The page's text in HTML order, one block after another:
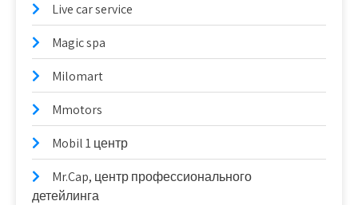
Live car service
Magic spa
Milomart
Mmotors
Mobil 1 центр
Mr.Cap, центр профессионального
детейлинга